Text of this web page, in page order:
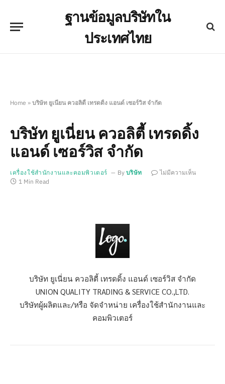
ฐานข้อมูลบริษัทใน
ประเทศไทย
Home » บริษัท ยูเนี่ยน ควอลิตี้ เทรดดิ้ง แอนด์ เซอร์วิส จำกัด
บริษัท ยูเนี่ยน ควอลิตี้ เทรดดิ้ง
แอนด์ เซอร์วิส จำกัด
เครื่องใช้สำนักงานและคอมพิวเตอร์ By บริษัท
ไม่มีความเห็น
1 Min Read
บริษัท ยูเนี่ยน ควอลิตี้ เทรดดิ้ง แอนด์ เซอร์วิส จำกัด
UNION QUALITY TRADING & SERVICE CO.,LTD.
บริษัทผู้ผลิตและ/หรือ จัดจำหน่าย เครื่องใช้สำนักงานและ
คอมพิวเตอร์